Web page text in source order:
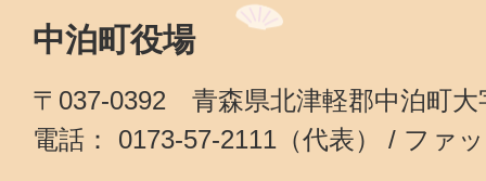
中泊町役場
〒037-0392 青森県北津軽郡中泊町大
電話： 0173-57-2111（代表） / ファ